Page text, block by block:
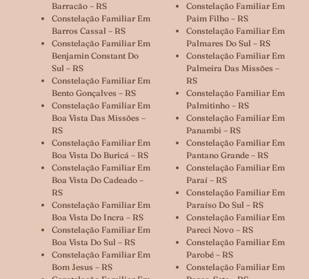
Barracão – RS
Constelação Familiar Em
Barros Cassal – RS
Constelação Familiar Em
Benjamin Constant Do
Sul – RS
Constelação Familiar Em
Bento Gonçalves – RS
Constelação Familiar Em
Boa Vista Das Missões –
RS
Constelação Familiar Em
Boa Vista Do Buricá – RS
Constelação Familiar Em
Boa Vista Do Cadeado –
RS
Constelação Familiar Em
Boa Vista Do Incra – RS
Constelação Familiar Em
Boa Vista Do Sul – RS
Constelação Familiar Em
Bom Jesus – RS
Constelação Familiar Em
Paim Filho – RS
Constelação Familiar Em
Palmares Do Sul – RS
Constelação Familiar Em
Palmeira Das Missões –
RS
Constelação Familiar Em
Palmitinho – RS
Constelação Familiar Em
Panambi – RS
Constelação Familiar Em
Pantano Grande – RS
Constelação Familiar Em
Paraí – RS
Constelação Familiar Em
Paraíso Do Sul – RS
Constelação Familiar Em
Pareci Novo – RS
Constelação Familiar Em
Parobé – RS
Constelação Familiar Em